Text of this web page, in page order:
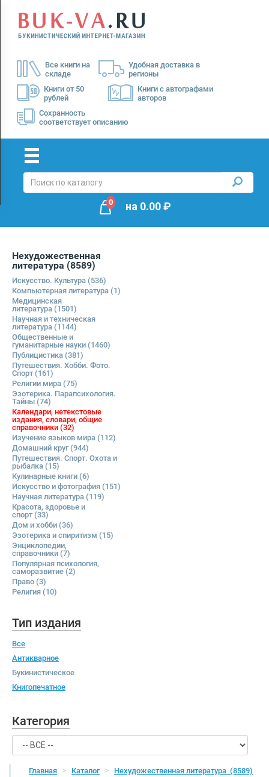
Все книги на
складе
Удобная доставка в
регионы
Книги от 50
рублей
Книги с автографами
авторов
Сохранность
соответствует описанию
Menu
Доставка
Оплата
0 на 0.00₽
Нехудожественная
литература (8589)
Искусство. Культура (536)
Компьютерная литература (1)
Медицинская
литература (1501)
Научная и техническая
литература (1144)
Общественные и
гуманитарные науки (1460)
Публицистика (381)
Путешествия. Хобби. Фото.
Спорт(161)
Религии мира (75)
Эзотерика. Парапсихология.
Тайны (74)
Календари, нетекстовые
издания, словари, общие
справочники (32)
Изучение языков мира (112)
Домашний круг(944)
Путешествия. Спорт. Охота и
рыбалка (15)
Кулинарные книги (6)
Искусство и фотография (151)
Научная литература (119)
Красота, здоровье и
спорт(33)
Дом и хобби (36)
Эзотерика и спиритизм (15)
Энциклопедии,
справочники (7)
Популярная психология,
саморазвитие (2)
Право (3)
Религия (10)
Тип издания
Все
Антикварное
Букинистическое
Книгопечатное
Категория
Главная Каталог Нехудожественная литература (8589)